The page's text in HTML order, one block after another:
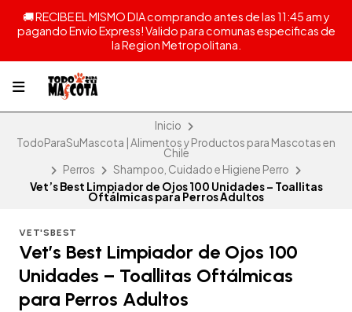
🚚 RECIBE EL MISMO DIA comprando antes de las 11:45 am y
pagando Envio Express! Valido para comunas especificas de
la Region Metropolitana.
Inicio
TodoParaSuMascota | Alimentos y Productos para Mascotas en
Chile
Perros
Shampoo, Cuidado e Higiene Perro
Vet’s Best Limpiador de Ojos 100 Unidades – Toallitas
Oftálmicas para Perros Adultos
VET'SBEST
Vet’s Best Limpiador de Ojos 100
Unidades – Toallitas Oftálmicas
para Perros Adultos